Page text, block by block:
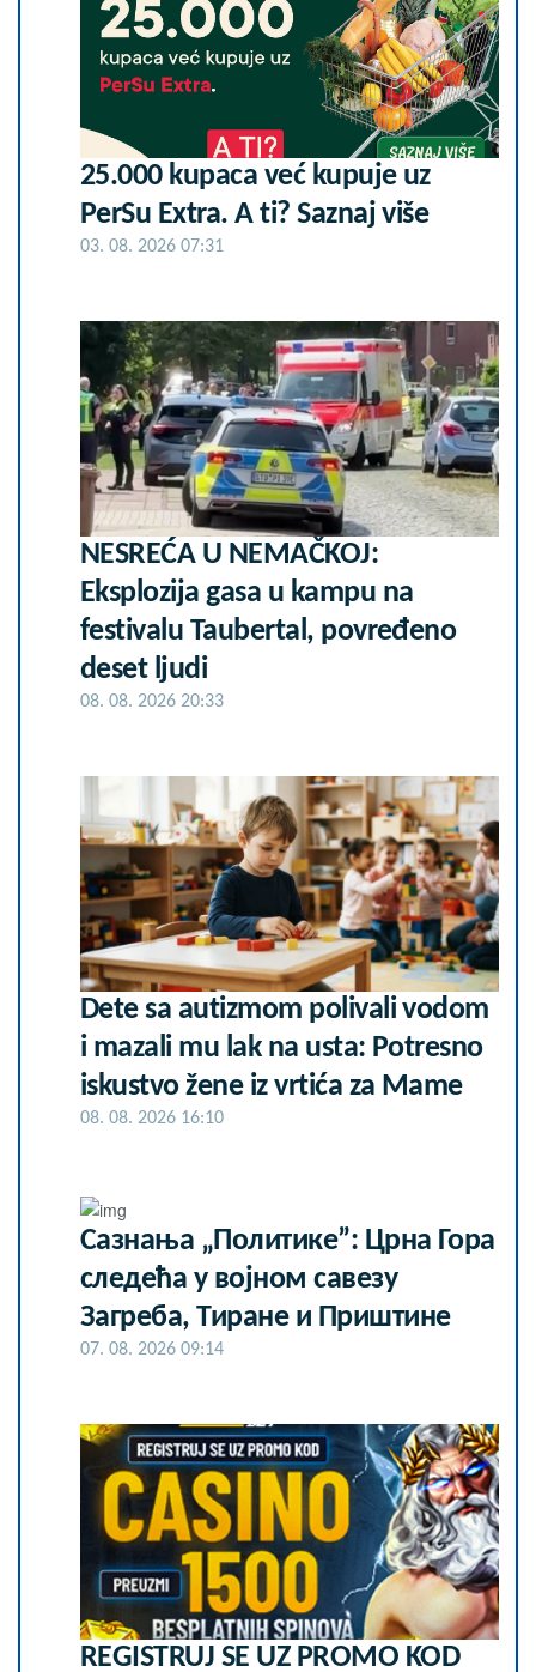
25.000 kupaca već kupuje uz
PerSu Extra. A ti? Saznaj više
03. 08. 2026 07:31
NESREĆA U NEMAČKOJ:
Eksplozija gasa u kampu na
festivalu Taubertal, povređeno
deset ljudi
08. 08. 2026 20:33
Dete sa autizmom polivali vodom
i mazali mu lak na usta: Potresno
iskustvo žene iz vrtića za Mame
08. 08. 2026 16:10
Сазнања „Политике”: Црна Гора
следећа у војном савезу
Загреба, Тиране и Приштине
07. 08. 2026 09:14
REGISTRUJ SE UZ PROMO KOD